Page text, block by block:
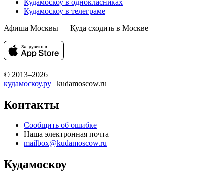
Кудамоскоу в однокласниках
Кудамоскоу в телеграме
Афиша Москвы — Куда сходить в Москве
© 2013–2026
кудамоскоу.ру | kudamoscow.ru
Контакты
Сообщить об ошибке
Наша электронная почта
mailbox@kudamoscow.ru
Кудамоскоу